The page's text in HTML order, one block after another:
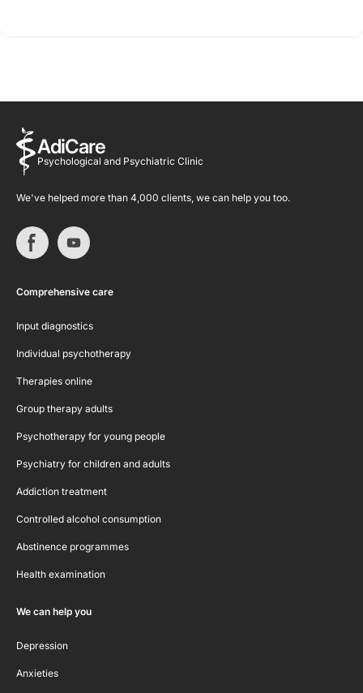
AdiCare
Psychological and Psychiatric Clinic
We've helped more than 4,000 clients, we can help you too.
Comprehensive care
Input diagnostics
Individual psychotherapy
Therapies online
Group therapy adults
Psychotherapy for young people
Psychiatry for children and adults
Addiction treatment
Controlled alcohol consumption
Abstinence programmes
Health examination
We can help you
Depression
Anxieties